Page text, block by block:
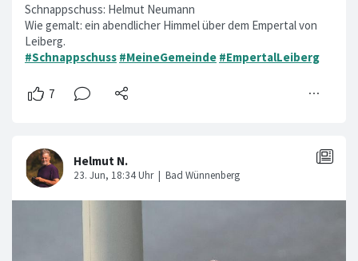
Schnappschuss: Helmut Neumann
Wie gemalt: ein abendlicher Himmel über dem Empertal von
Leiberg.
#Schnappschuss #MeineGemeinde #EmpertalLeiberg